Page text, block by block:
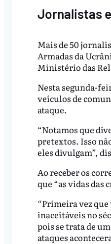
Jornalistas
Mais de 50
Armadas da
Ministério das
Nesta segunda-
veículos de
ataque.
“Notamos que
pretextos. Isso
eles divulgam”,
Ao receber os
que “as vidas das
“Primeira vez que
inaceitáveis no
pois se trata de
ataques